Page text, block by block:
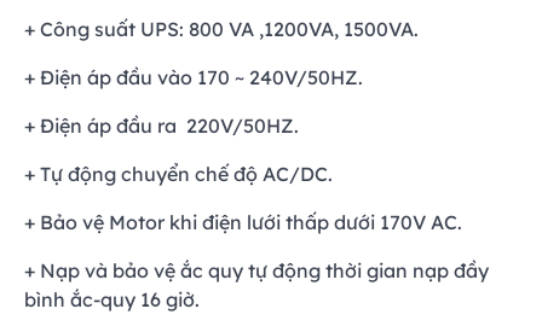
+ Công suất UPS: 800 VA ,1200VA, 1500VA.
+ Điện áp đầu vào 170 ~ 240V/50HZ.
+ Điện áp đầu ra 220V/50HZ.
+ Tự động chuyển chế độ AC/DC.
+ Bảo vệ Motor khi điện lưới thấp dưới 170V AC.
+ Nạp và bảo vệ ắc quy tự động thời gian nạp đầy
bình ắc-quy 16 giờ.